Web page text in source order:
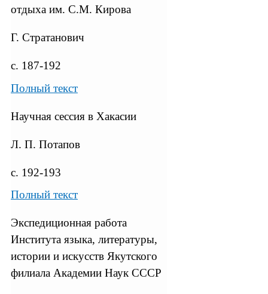
отдыха им. С.М. Кирова
Г. Стратанович
с. 187-192
Полный текст
Научная сессия в Хакасии
Л. П. Потапов
с. 192-193
Полный текст
Экспедиционная работа
Института языка, литературы,
истории и искусств Якутского
филиала Академии Наук СССР